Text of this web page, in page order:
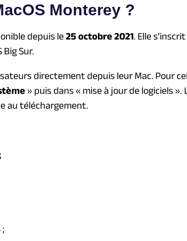
Monterey ?
depuis le25 octobre 2021. Elle
Sur.
directement depuis leur Mac. Pour
» puis dans « mise à jour de logiciels ».
au téléchargement.